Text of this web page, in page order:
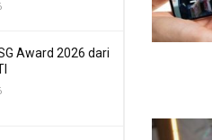
Award 2026 dari